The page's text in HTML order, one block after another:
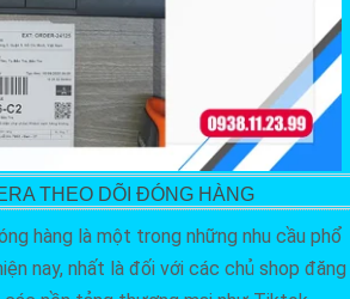
THEO DÕI ĐÓNG HÀNG
hàng là một trong những nhu cầu phổ
nay, nhất là đối với các chủ shop đăng